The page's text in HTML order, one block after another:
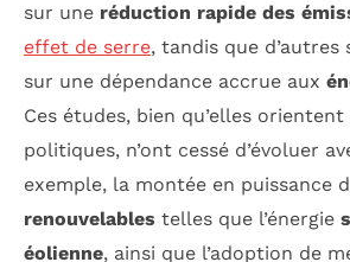
sur une réduction rapide des
effet de serre, tandis que d’autres
sur une dépendance accrue aux
Ces études, bien qu’elles
politiques, n’ont cessé d’évoluer
exemple, la montée en puissance
renouvelables telles que l’énergie
éolienne, ainsi que l’adoption de